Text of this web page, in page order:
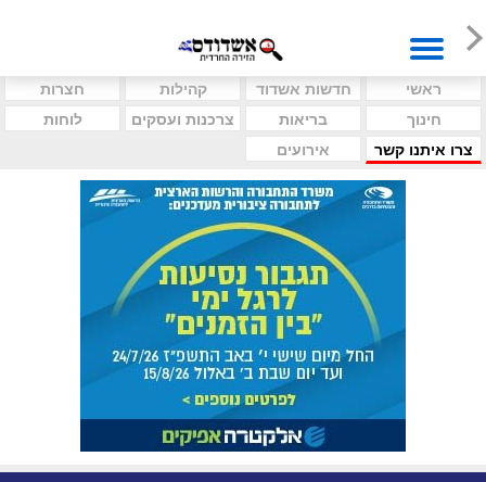
ראשי חדשות אשדוד קהילות
חצרות
חינוך
בריאות צרכנות ועסקים
לוחות
צרו איתנו קשר
אירועים